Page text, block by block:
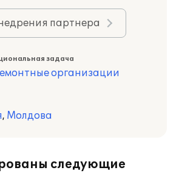
партнера
задача
организации
, Молдова
следующие